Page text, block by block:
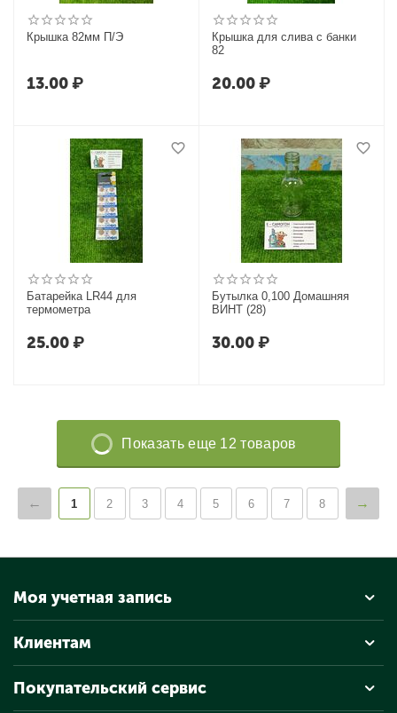
Крышка 82мм П/Э
13.00₽
Крышка для слива с банки
82
20.00₽
Батарейка LR44 для
термометра
25.00₽
Бутылка 0,100 Домашняя
ВИНТ (28)
30.00₽
Показать еще 12 товаров
1 2 3 4 5 6 7 8
Моя учетная запись
Клиентам
Покупательский сервис